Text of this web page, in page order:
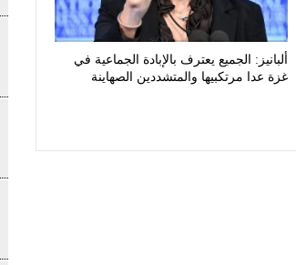
ألبانيز: الجميع يعترف بالإبادة الجماعية في
غزة عدا مرتكبيها والمتشددين الصهاينة